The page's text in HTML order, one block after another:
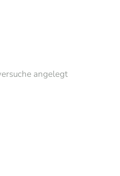
angelegt